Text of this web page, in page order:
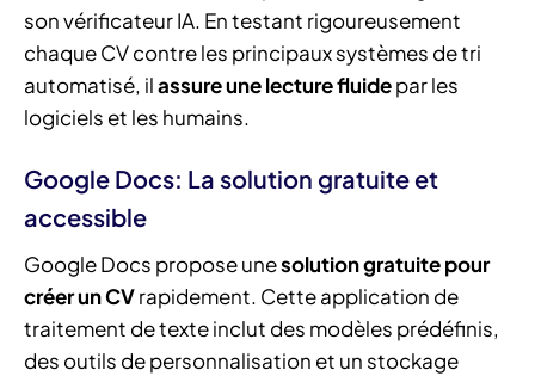
son vérificateur IA. En testant rigoureusement
chaque CV contre les principaux systèmes de tri
automatisé, ilassure une lecture fluidepar les
logiciels et les humains.
Google Docs: La solution gratuite et
accessible
Google Docs propose unesolution gratuite pour
créer un CVrapidement. Cette application de
traitement de texte inclut des modèles prédéfinis,
des outils de personnalisation et un stockage